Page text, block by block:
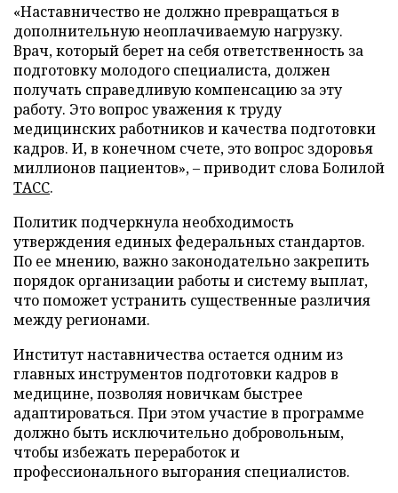
«Наставничество не должно превращаться в
дополнительную неоплачиваемую нагрузку.
Врач, который берет на себя ответственность за
подготовку молодого специалиста, должен
получать справедливую компенсацию за эту
работу. Это вопрос уважения к труду
медицинских работников и качества подготовки
кадров. И, в конечном счете, это вопрос здоровья
миллионов пациентов», – приводит слова Болилой
ТАСС.
Политик подчеркнула необходимость
утверждения единых федеральных стандартов.
По ее мнению, важно законодательно закрепить
порядок организации работы и систему выплат,
что поможет устранить существенные различия
между регионами.
Институт наставничества остается одним из
главных инструментов подготовки кадров в
медицине, позволяя новичкам быстрее
адаптироваться. При этом участие в программе
должно быть исключительно добровольным,
чтобы избежать переработок и
профессионального выгорания специалистов.